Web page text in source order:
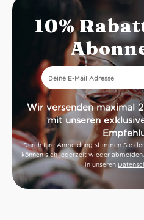
10%
Wir versenden maximal
mit unseren
Durch Ihre Anmeldung stimmen Sie
können sich jederzeit wieder
in unseren